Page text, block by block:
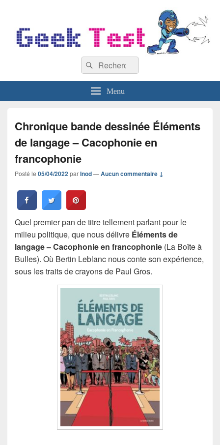
Recherche :
Rechercher
Menu
Chronique bande dessinée Éléments
de langage – Cacophonie en
francophonie
Posté le 05/04/2022parInod—Aucun commentaire ↓
Quel premier pan de titre tellement parlant pour le
milieu politique, que nous délivre Éléments de
langage – Cacophonie en francophonie (La Boîte à
Bulles). Où Bertin Leblanc nous conte son expérience,
sous les traits de crayons de Paul Gros.